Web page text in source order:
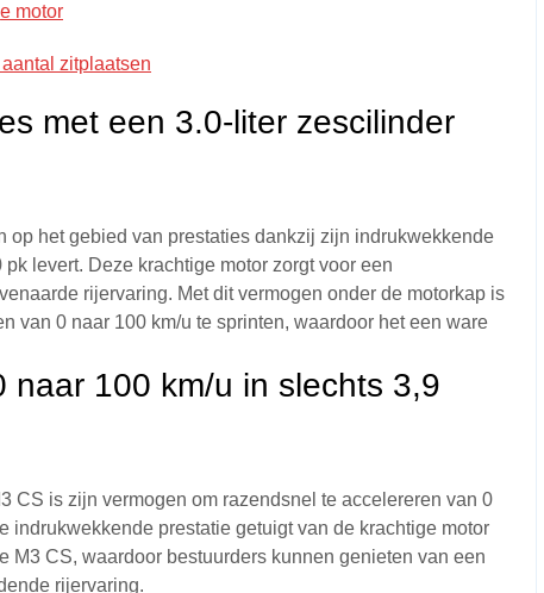
motor
zitplaatsen
met een 3.0-liter zescilinder
op het gebied van prestaties dankzij zijn indrukwekkende
levert. Deze krachtige motor zorgt voor een
rijervaring. Met dit vermogen onder de motorkap is
van 0 naar 100 km/u te sprinten, waardoor het een ware
naar 100 km/u in slechts 3,9
CS is zijn vermogen om razendsnel te accelereren van 0
indrukwekkende prestatie getuigt van de krachtige motor
M3 CS, waardoor bestuurders kunnen genieten van een
rijervaring.